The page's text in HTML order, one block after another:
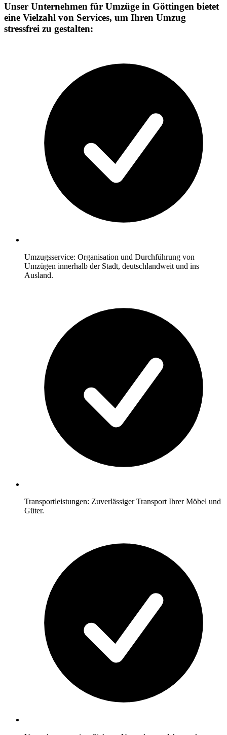
Unser Unternehmen für Umzüge in Göttingen bietet
eine Vielzahl von Services, um Ihren Umzug
stressfrei zu gestalten:
Umzugsservice: Organisation und Durchführung von
Umzügen innerhalb der Stadt, deutschlandweit und ins
Ausland.
Transportleistungen: Zuverlässiger Transport Ihrer Möbel und
Güter.